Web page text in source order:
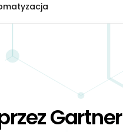
Gartner